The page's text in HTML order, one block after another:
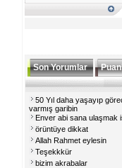
Son Yorumlar
50 Yıl daha yaşayıp
varmış garibin
Enver abi sana ulaşmak
örüntüye dikkat
Allah Rahmet eylesin
Teşekkkür
bizim akrabalar